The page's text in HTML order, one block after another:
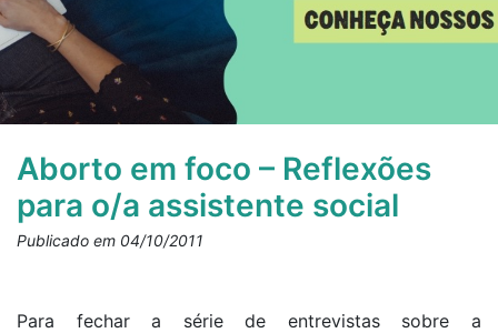
Aborto em foco – Reflexões
para o/a assistente social
Publicado em 04/10/2011
Para fechar a série de entrevistas sobre a